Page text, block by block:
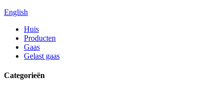
English
Huis
Producten
Gaas
Gelast gaas
Categorieën